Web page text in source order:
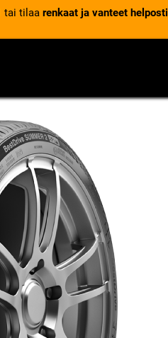
tai tilaa renkaat ja vanteet helposti